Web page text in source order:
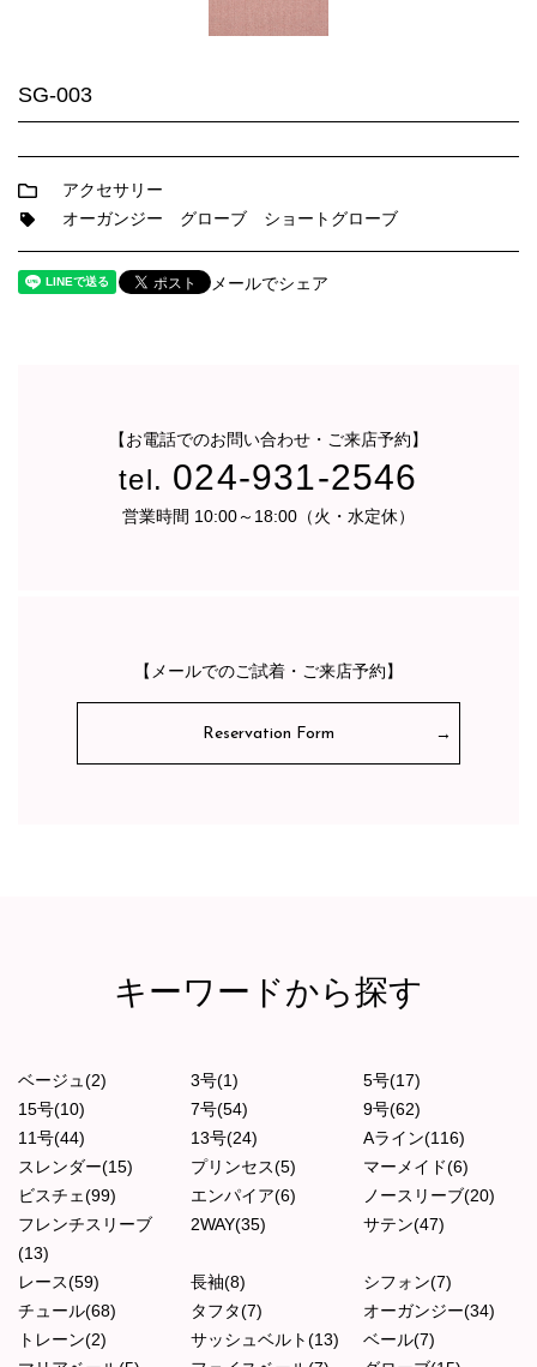
SG-003
アクセサリー
オーガンジー
グローブ ショートグローブ
メールでシェア
【お電話でのお問い合わせ・ご来店予約】
tel. 024-931-2546
営業時間 10:00～18:00（火・水定休）
【メールでのご試着・ご来店予約】
Reservation Form
キーワードから探す
ベージュ(2) 3号(1)
5号(17)
15号(10)
7号(54)
9号(62)
11号(44)
13号(24)
Aライン(116)
スレンダー(15)
プリンセス(5)
マーメイド(6)
ビスチェ(99)
エンパイア(6)
ノースリーブ(20)
フレンチスリーブ
(13)
2WAY(35) サテン(47)
レース(59) 長袖(8)
シフォン(7)
チュール(68)
タフタ(7)
オーガンジー(34)
トレーン(2)
サッシュベルト(13)
ベール(7)